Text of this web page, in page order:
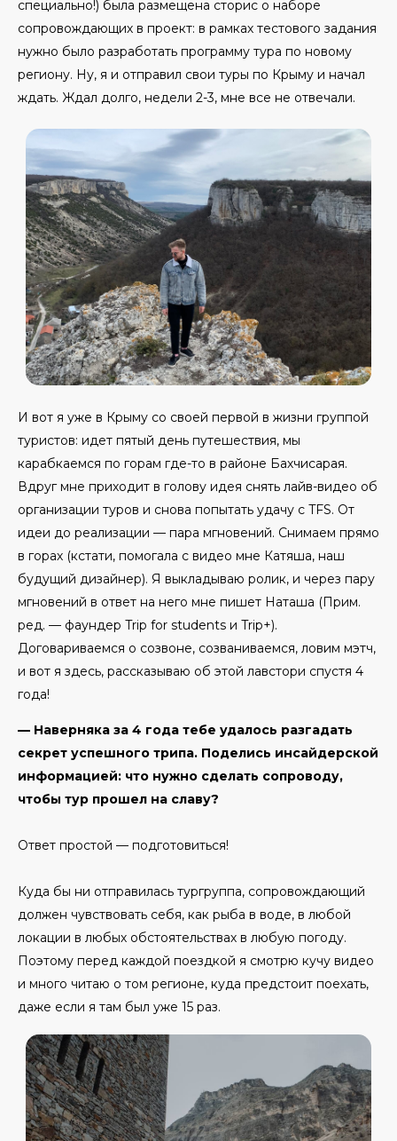
специально!) была размещена сторис о наборе
сопровождающих в проект: в рамках тестового задания
нужно было разработать программу тура по новому
региону. Ну, я и отправил свои туры по Крыму и начал
ждать. Ждал долго, недели 2-3, мне все не отвечали.
И вот я уже в Крыму со своей первой в жизни группой
туристов: идет пятый день путешествия, мы
карабкаемся по горам где-то в районе Бахчисарая.
Вдруг мне приходит в голову идея снять лайв-видео об
организации туров и снова попытать удачу с TFS. От
идеи до реализации — пара мгновений. Снимаем прямо
в горах (кстати, помогала с видео мне Катяша, наш
будущий дизайнер). Я выкладываю ролик, и через пару
мгновений в ответ на него мне пишет Наташа (Прим.
ред. — фаундер Trip for students и Trip+).
Договариваемся о созвоне, созваниваемся, ловим мэтч,
и вот я здесь, рассказываю об этой лавстори спустя 4
года!
— Наверняка за 4 года тебе удалось разгадать
секрет успешного трипа. Поделись инсайдерской
информацией: что нужно сделать сопроводу,
чтобы тур прошел на славу?
Ответ простой — подготовиться!
Куда бы ни отправилась тургруппа, сопровождающий
должен чувствовать себя, как рыба в воде, в любой
локации в любых обстоятельствах в любую погоду.
Поэтому перед каждой поездкой я смотрю кучу видео
и много читаю о том регионе, куда предстоит поехать,
даже если я там был уже 15 раз.